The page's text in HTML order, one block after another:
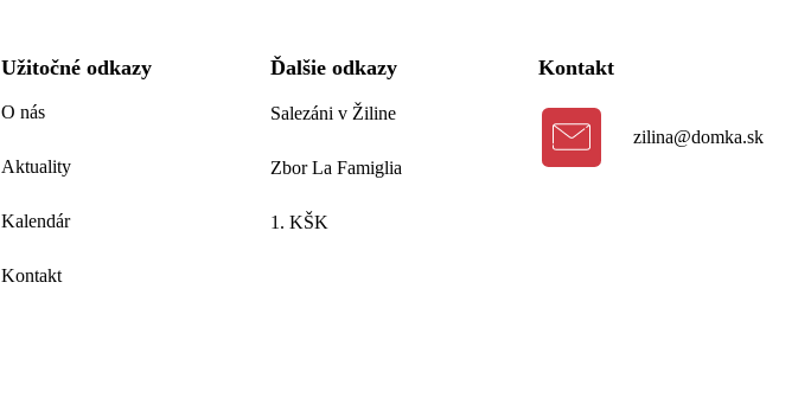
Užitočné odkazy
O nás
Aktuality
Kalendár
Kontakt
Ďalšie odkazy
Salezáni v Žiline
Zbor La Famiglia
1. KŠK
Kontakt
zilina@domka.sk